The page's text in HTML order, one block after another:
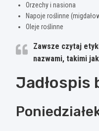
Orzechy i nasiona
Napoje roślinne
Oleje roślinne
Zawsze czytaj
nazwami, takimi
Jadłospis